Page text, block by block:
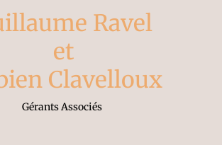
Ravel
et
Clavelloux
Gérants Associés